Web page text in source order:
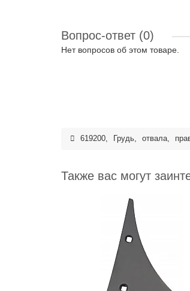
Вопрос-ответ (0)
Нет вопросов об этом товаре.
619200, Грудь, отвала,
Также вас могут